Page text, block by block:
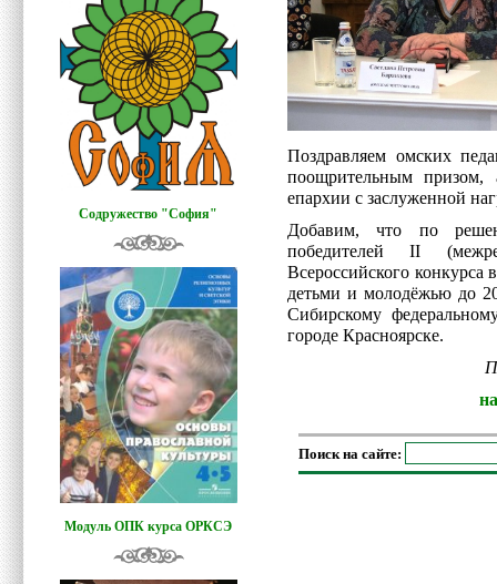
Содружество "София"
Модуль ОПК курса ОРКСЭ
Поздравляем омских
поощрительным
епархии с заслуженной
Добавим, что по
победителей II
Всероссийского конкурса
детьми и молодёжью до
Сибирскому
городе Красноярске.
Поиск на сайте: